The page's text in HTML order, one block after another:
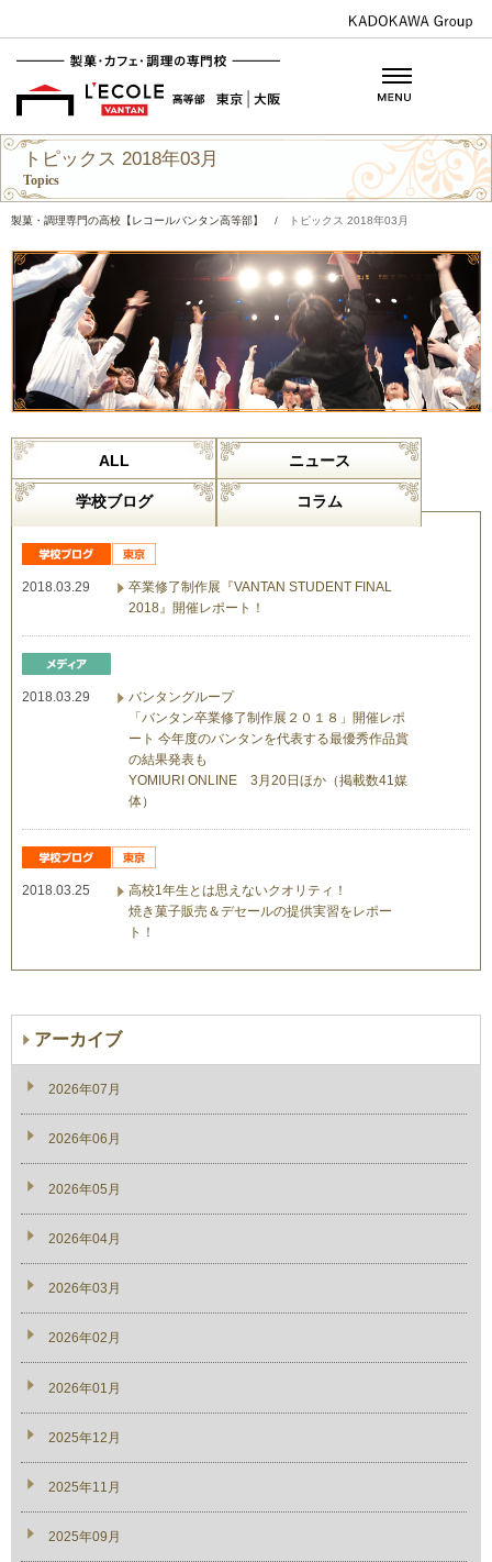
トピックス 2018年03月
Topics
製菓・調理専門の高校【レコールバンタン高等部】 / トピックス 2018年03月
ALL ニュース
学校ブログ コラム
2018.03.29
卒業修了制作展『VANTAN STUDENT FINAL
2018』開催レポート！
2018.03.29
バンタングループ
「バンタン卒業修了制作展２０１８」開催レポ
ート 今年度のバンタンを代表する最優秀作品賞
の結果発表も
YOMIURI ONLINE 3月20日ほか（掲載数41媒
体）
2018.03.25
高校1年生とは思えないクオリティ！
焼き菓子販売＆デセールの提供実習をレポー
ト！
アーカイブ
2026年07月
2026年06月
2026年05月
2026年04月
2026年03月
2026年02月
2026年01月
2025年12月
2025年11月
2025年09月